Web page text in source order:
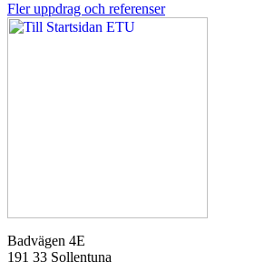
Fler uppdrag och referenser
Badvägen 4E
191 33 Sollentuna